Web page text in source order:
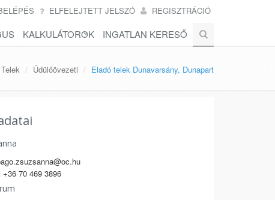
ELFELEJTETT JELSZÓ REGISZTRÁCIÓ
KALKULÁTOROK INGATLAN KERESŐ
Telek Üdülőövezeti Eladó telek Dunavarsány, Dunapart
+36 70 469 3896